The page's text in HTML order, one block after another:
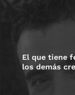
El que tiene
los demás